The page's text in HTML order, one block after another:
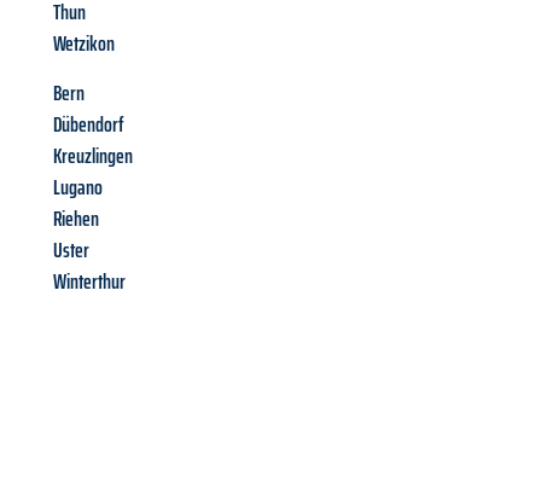
Thun
Wetzikon
Bern
Dübendorf
Kreuzlingen
Lugano
Riehen
Uster
Winterthur